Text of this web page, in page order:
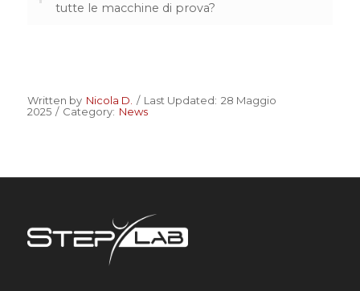
tutte le macchine di prova?
Written by Nicola D. / Last Updated: 28 Maggio
2025 / Category: News